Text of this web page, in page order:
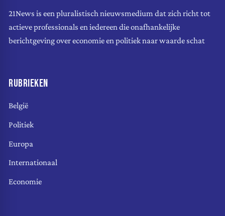
21News is een pluralistisch nieuwsmedium dat zich richt tot
actieve professionals en iedereen die onafhankelijke
berichtgeving over economie en politiek naar waarde schat
RUBRIEKEN
België
Politiek
Europa
Internationaal
Economie